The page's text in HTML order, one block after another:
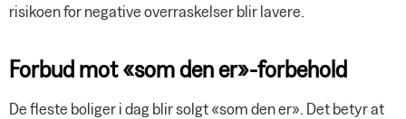
risikoen for negative overraskelser blir lavere.
Forbud mot «som den er»-forbehold
De fleste boliger i dag blir solgt «som den er». Det betyr at